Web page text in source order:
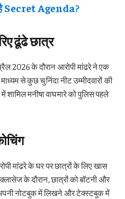
है Secret Agenda?
ढूंढे छात्र
2026 के दौरान आरोपी मांढरे ने एक
से कुछ चुनिंदा नीट उम्मीदवारों की
शामिल मनीषा वाघमारे को पुलिस पहले
मांढरे के घर पर छात्रों के लिए खास
के दौरान, छात्रों को बॉटनी और
नोटबुक में लिखने और टेक्स्टबुक में